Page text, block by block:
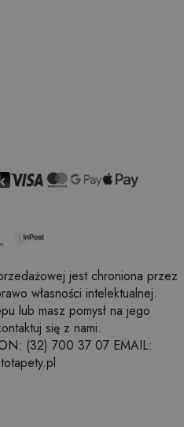
jest chroniona przez
własności intelektualnej.
lub masz pomysł na jego
się z nami.
(32) 700 37 07 EMAIL: